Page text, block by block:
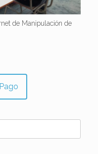
de Manipulación de